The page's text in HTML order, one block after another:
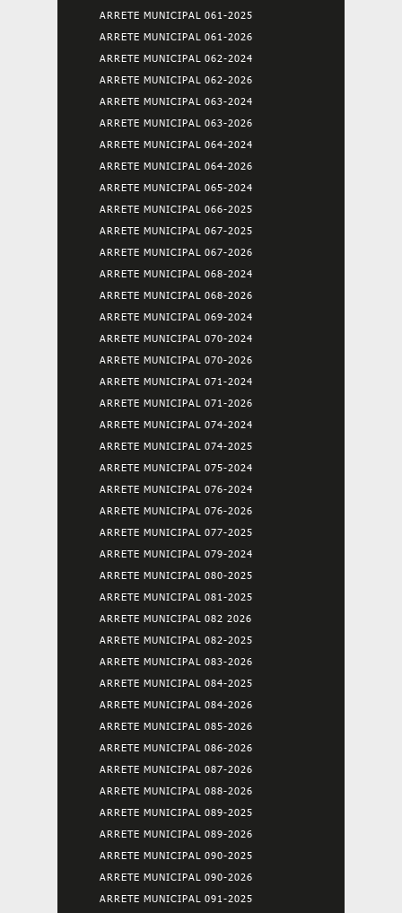
ARRETE MUNICIPAL 061-2025
ARRETE MUNICIPAL 061-2026
ARRETE MUNICIPAL 062-2024
ARRETE MUNICIPAL 062-2026
ARRETE MUNICIPAL 063-2024
ARRETE MUNICIPAL 063-2026
ARRETE MUNICIPAL 064-2024
ARRETE MUNICIPAL 064-2026
ARRETE MUNICIPAL 065-2024
ARRETE MUNICIPAL 066-2025
ARRETE MUNICIPAL 067-2025
ARRETE MUNICIPAL 067-2026
ARRETE MUNICIPAL 068-2024
ARRETE MUNICIPAL 068-2026
ARRETE MUNICIPAL 069-2024
ARRETE MUNICIPAL 070-2024
ARRETE MUNICIPAL 070-2026
ARRETE MUNICIPAL 071-2024
ARRETE MUNICIPAL 071-2026
ARRETE MUNICIPAL 074-2024
ARRETE MUNICIPAL 074-2025
ARRETE MUNICIPAL 075-2024
ARRETE MUNICIPAL 076-2024
ARRETE MUNICIPAL 076-2026
ARRETE MUNICIPAL 077-2025
ARRETE MUNICIPAL 079-2024
ARRETE MUNICIPAL 080-2025
ARRETE MUNICIPAL 081-2025
ARRETE MUNICIPAL 082 2026
ARRETE MUNICIPAL 082-2025
ARRETE MUNICIPAL 083-2026
ARRETE MUNICIPAL 084-2025
ARRETE MUNICIPAL 084-2026
ARRETE MUNICIPAL 085-2026
ARRETE MUNICIPAL 086-2026
ARRETE MUNICIPAL 087-2026
ARRETE MUNICIPAL 088-2026
ARRETE MUNICIPAL 089-2025
ARRETE MUNICIPAL 089-2026
ARRETE MUNICIPAL 090-2025
ARRETE MUNICIPAL 090-2026
ARRETE MUNICIPAL 091-2025